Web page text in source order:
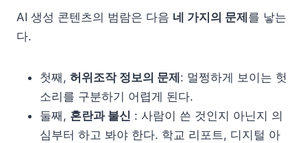
AI 생성 콘텐츠의 범람은 다음 네 가지의 문제 를 낳는
다.
첫째, 허위조작 정보의 문제 : 멀쩡하게 보이는 헛
소리를 구분하기 어렵게 된다.
둘째, 혼란과 불신 : 사람이 쓴 것인지 아닌지 의
심부터 하고 봐야 한다. 학교 리포트, 디지털 아